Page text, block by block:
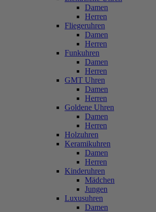
Damen
Herren
Fliegeruhren
Damen
Herren
Funkuhren
Damen
Herren
GMT Uhren
Damen
Herren
Goldene Uhren
Damen
Herren
Holzuhren
Keramikuhren
Damen
Herren
Kinderuhren
Mädchen
Jungen
Luxusuhren
Damen